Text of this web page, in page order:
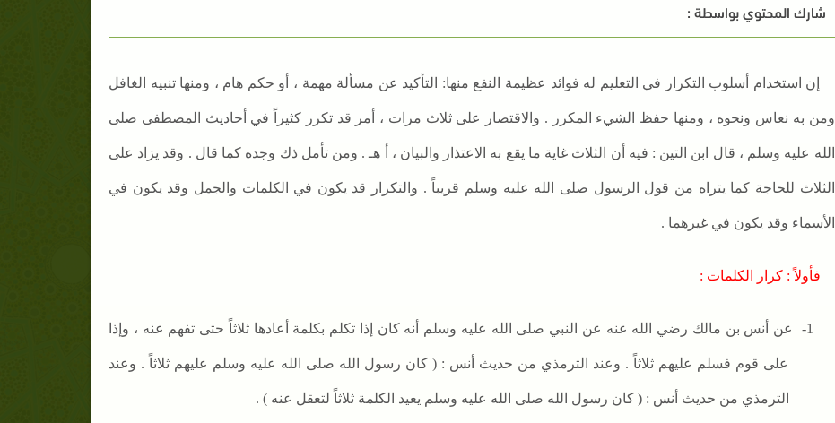
شارك المحتوي بواسطة :
إن استخدام أسلوب التكرار في التعليم له فوائد عظيمة النفع منها: التأكيد عن مسألة مهمة ، أو حكم هام ، ومنها تنبيه الغافل
ومن به نعاس ونحوه ، ومنها حفظ الشيء المكرر . والاقتصار على ثلاث مرات ، أمر قد تكرر كثيراً في أحاديث المصطفى صلى
الله عليه وسلم ، قال ابن التين : فيه أن الثلاث غاية ما يقع به الاعتذار والبيان ، أ هـ . ومن تأمل ذك وجده كما قال . وقد يزاد على
الثلاث للحاجة كما يتراه من قول الرسول صلى الله عليه وسلم قريباً . والتكرار قد يكون في الكلمات والجمل وقد يكون في
الأسماء وقد يكون في غيرهما .
فأولاً : كرار الكلمات :
1- عن أنس بن مالك رضي الله عنه عن النبي صلى الله عليه وسلم أنه كان إذا تكلم بكلمة أعادها ثلاثاً حتى تفهم عنه ، وإذا
على قوم فسلم عليهم ثلاثاً . وعند الترمذي من حديث أنس : ( كان رسول الله صلى الله عليه وسلم عليهم ثلاثاً . وعند
الترمذي من حديث أنس : ( كان رسول الله صلى الله عليه وسلم يعيد الكلمة ثلاثاً لتعقل عنه ) .